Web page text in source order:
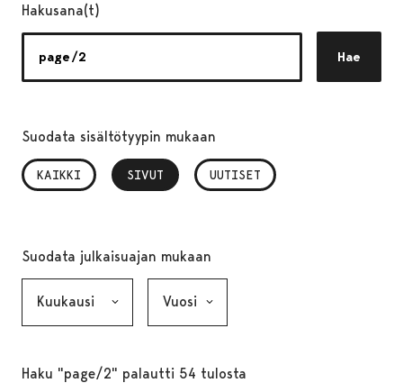
Hakusana(t)
Hae
Suodata sisältötyypin mukaan
KAIKKI SIVUT
, VALITTU UUTISET
Suodata julkaisuajan mukaan
Haku "page/2" palautti 54 tulosta